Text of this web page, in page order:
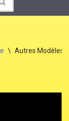
\ Autres Modèles